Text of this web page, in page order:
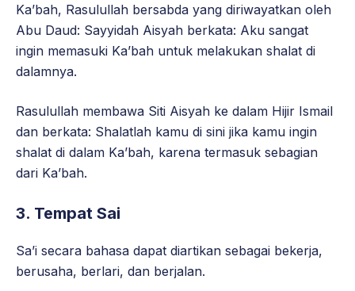
Ka’bah, Rasulullah bersabda yang diriwayatkan oleh
Abu Daud: Sayyidah Aisyah berkata: Aku sangat
ingin memasuki Ka’bah untuk melakukan shalat di
dalamnya.
Rasulullah membawa Siti Aisyah ke dalam Hijir Ismail
dan berkata: Shalatlah kamu di sini jika kamu ingin
shalat di dalam Ka’bah, karena termasuk sebagian
dari Ka’bah.
3. Tempat Sai
Sa’i secara bahasa dapat diartikan sebagai bekerja,
berusaha, berlari, dan berjalan.